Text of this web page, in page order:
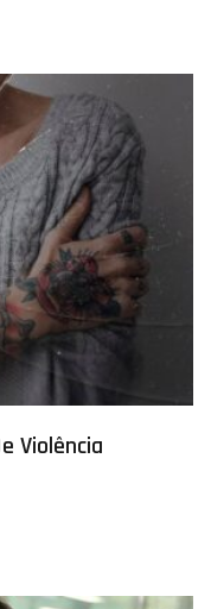
Violência